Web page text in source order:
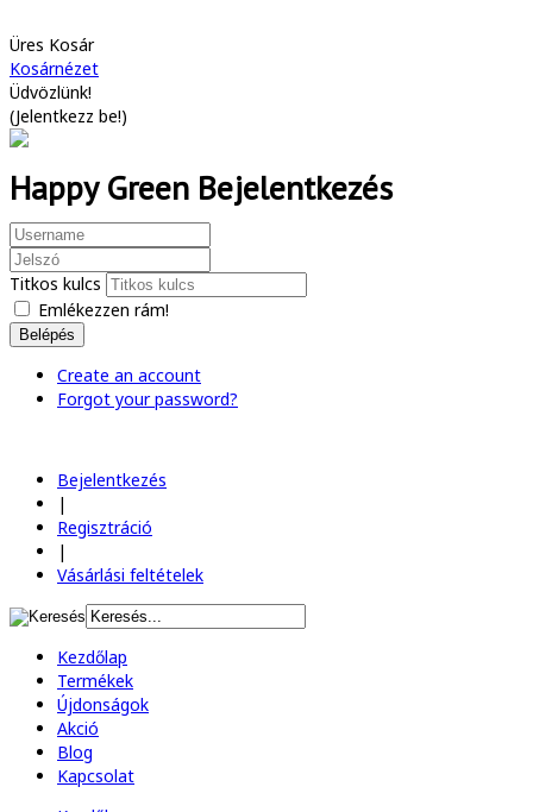
Üres Kosár
Kosárnézet
Üdvözlünk!
(Jelentkezz be!)
Happy Green Bejelentkezés
Titkos kulcs
Emlékezzen rám!
Belépés
Create an account
Forgot your password?
Bejelentkezés
|
Regisztráció
|
Vásárlási feltételek
Kezdőlap
Termékek
Újdonságok
Akció
Blog
Kapcsolat